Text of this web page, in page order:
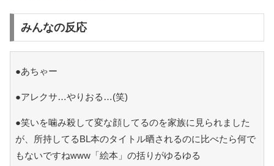
みんなの反応
●あちゃー
●アレクサ…やりおる…(笑)
●笑いを噛み殺して変な顔してるのを家族に見られました
が、所持してるBL本のタイトル晒されるのに比べたら何で
もないですねwww「絵本」の括りがゆるゆる